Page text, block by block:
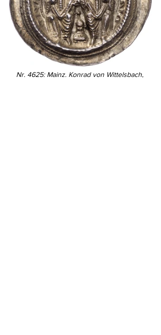
Nr. 4625: Mainz. Konrad von Wittelsbach,